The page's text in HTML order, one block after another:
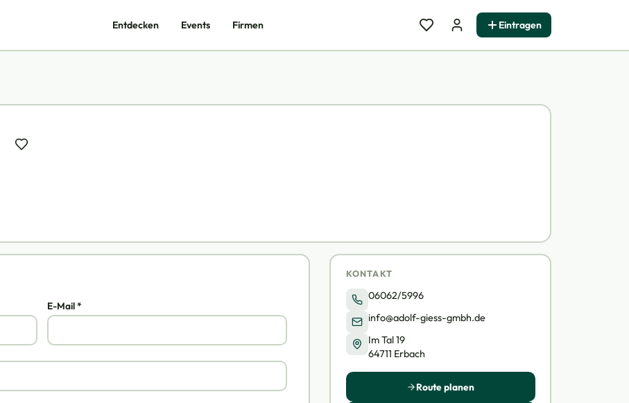
Entdecken Events Firmen Eintragen
E-Mail *
KONTAKT
06062/5996
info@adolf-giess-gmbh.de
Im Tal 19
64711 Erbach
Route planen